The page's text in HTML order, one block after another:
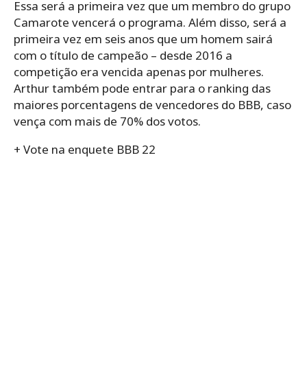
Essa será a primeira vez que um membro do grupo
Camarote vencerá o programa. Além disso, será a
primeira vez em seis anos que um homem sairá
com o título de campeão – desde 2016 a
competição era vencida apenas por mulheres.
Arthur também pode entrar para o ranking das
maiores porcentagens de vencedores do BBB, caso
vença com mais de 70% dos votos.
+ Vote na enquete BBB 22